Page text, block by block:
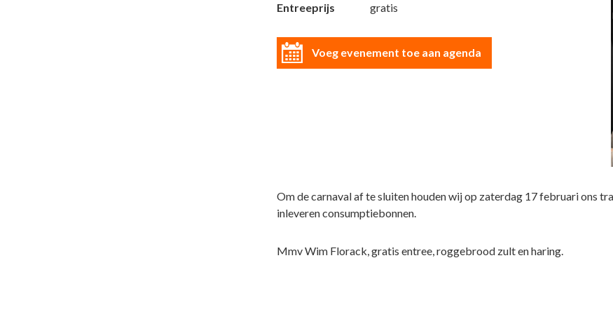
Entreeprijs
gratis
Voeg evenement toe aan agenda
Om de carnaval af te sluiten houden wij op zaterdag 17 februari ons
inleveren consumptiebonnen.
Mmv Wim Florack, gratis entree, roggebrood zult en haring.